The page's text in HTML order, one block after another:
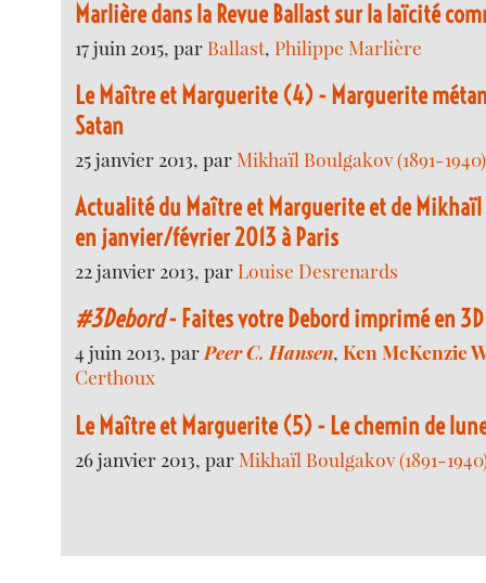
Marlière dans la Revue Ballast sur la laïcité
17 juin 2015, par Ballast, Philippe Marlière
Le Maître et Marguerite (4) - Marguerite
Satan
25 janvier 2013, parMikhaïl Boulgakov (1891-1940)
Actualité du Maître et Marguerite et de
en janvier/février 2013 à Paris
22 janvier 2013, parLouise Desrenards
#3Debord- Faites votre Debord imprimé en 3D
4 juin 2013, par Peer C. Hansen,Ken McKenzie
Certhoux
Le Maître et Marguerite (5) - Le chemin de
26 janvier 2013, parMikhaïl Boulgakov (1891-